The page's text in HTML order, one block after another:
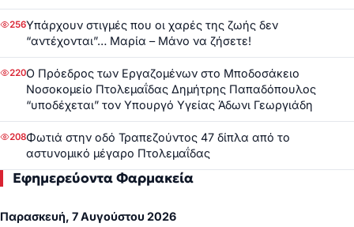
256Υπάρχουν στιγμές που οι χαρές της ζωής δεν
“αντέχονται”… Μαρία – Μάνο να ζήσετε!
220Ο Πρόεδρος των Εργαζομένων στο Μποδοσάκειο
Νοσοκομείο Πτολεμαΐδας Δημήτρης Παπαδόπουλος
“υποδέχεται” τον Υπουργό Υγείας Άδωνι Γεωργιάδη
208Φωτιά στην οδό Τραπεζούντος 47 δίπλα από το
αστυνομικό μέγαρο Πτολεμαΐδας
Εφημερεύοντα Φαρμακεία
Παρασκευή, 7 Αυγούστου 2026